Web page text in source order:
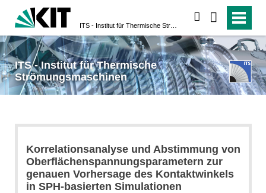
ITS - Institut für Thermische
Strömungsmaschinen
Korrelationsanalyse und Abstimmung von
Oberflächenspannungsparametern zur
genauen Vorhersage des Kontaktwinkels
in SPH-basierten Simulationen